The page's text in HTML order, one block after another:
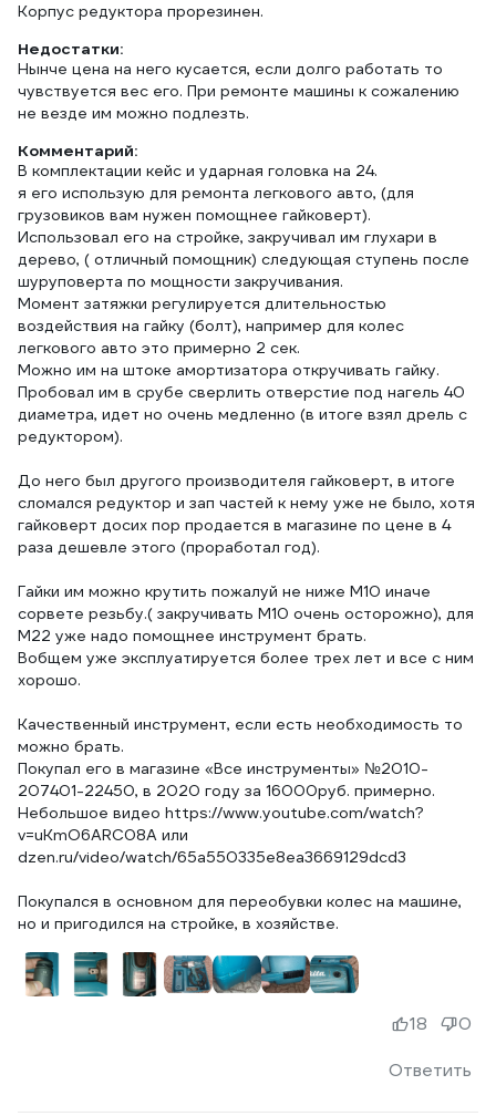
Корпус редуктора прорезинен.
Недостатки:
Нынче цена на него кусается, если долго работать то
чувствуется вес его. При ремонте машины к сожалению
не везде им можно подлезть.
Комментарий:
В комплектации кейс и ударная головка на 24.
я его использую для ремонта легкового авто, (для
грузовиков вам нужен помощнее гайковерт).
Использовал его на стройке, закручивал им глухари в
дерево, ( отличный помощник) следующая ступень после
шуруповерта по мощности закручивания.
Момент затяжки регулируется длительностью
воздействия на гайку (болт), например для колес
легкового авто это примерно 2 сек.
Можно им на штоке амортизатора откручивать гайку.
Пробовал им в срубе сверлить отверстие под нагель 40
диаметра, идет но очень медленно (в итоге взял дрель с
редуктором).
До него был другого производителя гайковерт, в итоге
сломался редуктор и зап частей к нему уже не было, хотя
гайковерт досих пор продается в магазине по цене в 4
раза дешевле этого (проработал год).
Гайки им можно крутить пожалуй не ниже М10 иначе
сорвете резьбу.( закручивать М10 очень осторожно), для
М22 уже надо помощнее инструмент брать.
Вобщем уже эксплуатируется более трех лет и все с ним
хорошо.
Качественный инструмент, если есть необходимость то
можно брать.
Покупал его в магазине «Все инструменты» №2010-
207401-22450, в 2020 году за 16000руб. примерно.
Небольшое видео https://www.youtube.com/watch?
v=uKmO6ARC08A или
dzen.ru/video/watch/65a550335e8ea3669129dcd3
Покупался в основном для переобувки колес на машине,
но и пригодился на стройке, в хозяйстве.
Ответить
18 0